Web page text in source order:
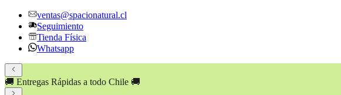
ventas@spacionatural.cl
Seguimiento
Tienda Física
Whatsapp
🚚 Entregas Rápidas a todo Chile 🚚